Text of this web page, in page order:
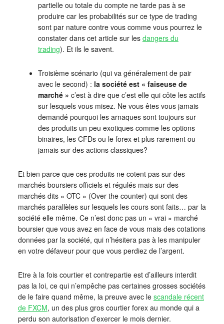
partielle ou totale du compte ne tarde pas à se
produire car les probabilités sur ce type de trading
sont par nature contre vous comme vous pourrez le
constater dans cet article sur les dangers du
trading). Et ils le savent.
Troisième scénario (qui va généralement de pair
avec le second) : la société est « faiseuse de
marché » c’est à dire que c’est elle qui côte les actifs
sur lesquels vous misez. Ne vous êtes vous jamais
demandé pourquoi les arnaques sont toujours sur
des produits un peu exotiques comme les options
binaires, les CFDs ou le forex et plus rarement ou
jamais sur des actions classiques?
Et bien parce que ces produits ne cotent pas sur des
marchés boursiers officiels et régulés mais sur des
marchés dits « OTC » (Over the counter) qui sont des
marchés parallèles sur lesquels les cours sont faits… par la
société elle même. Ce n’est donc pas un « vrai » marché
boursier que vous avez en face de vous mais des cotations
données par la société, qui n’hésitera pas à les manipuler
en votre défaveur pour que vous perdiez de l’argent.
Etre à la fois courtier et contrepartie est d’ailleurs interdit
pas la loi, ce qui n’empêche pas certaines grosses sociétés
de le faire quand même, la preuve avec le scandale récent
de FXCM, un des plus gros courtier forex au monde qui a
perdu son autorisation d’exercer le mois dernier.